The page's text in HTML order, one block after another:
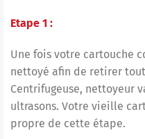
Etape 1 :
Une fois votre cartouche
nettoyé afin de retirer
Centrifugeuse, nettoyeur
ultrasons. Votre vieille
propre de cette étape.